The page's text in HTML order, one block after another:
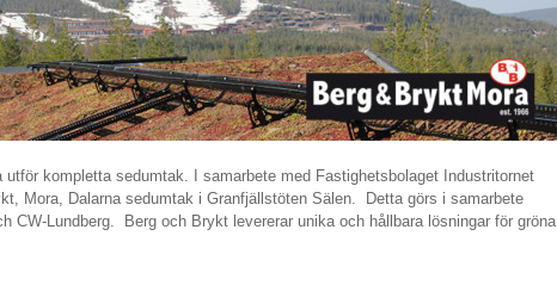
utför kompletta sedumtak. I samarbete med Fastighetsbolaget Industritornet
Mora, Dalarna sedumtak i Granfjällstöten Sälen. Detta görs i samarbete
CW-Lundberg. Berg och Brykt levererar unika och hållbara lösningar för gröna